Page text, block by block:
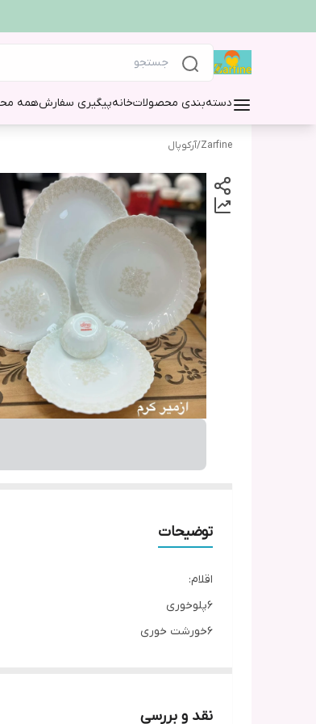
دسته‌بندی محصولاتخانهپیگیری سفارشهمه
Zarfine
/آرکوپال
توضیحات
اقلام:
۶پلوخوری
۶خورشت خوری
۱دیسنقد و بررسی